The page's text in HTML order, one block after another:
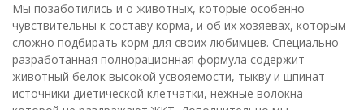
Мы позаботились и о животных, которые особенно
чувствительны к составу корма, и об их хозяевах, которым
сложно подбирать корм для своих любимцев. Специально
разработанная полнорационная формула содержит
животный белок высокой усвояемости, тыкву и шпинат -
источники диетической клетчатки, нежные волокна